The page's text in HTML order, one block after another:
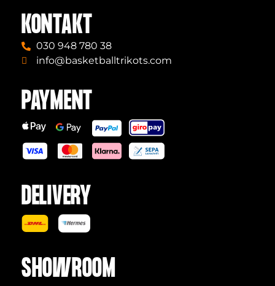
KONTAKT
030 948 780 38
info@basketballtrikots.com
PAYMENT
DELIVERY
SHOWROOM